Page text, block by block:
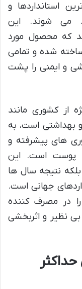
استانداردها و
می شوند. این
که محصول مورد
ساخته شده و تمامی
و ایمنی را پشت
از کشوری مانند
بهداشتی است، به
های پیشرفته و
پوست است. این
نتیجه سال ها
جهانی است.
را در مصرف کننده
نظیر و اثربخشی